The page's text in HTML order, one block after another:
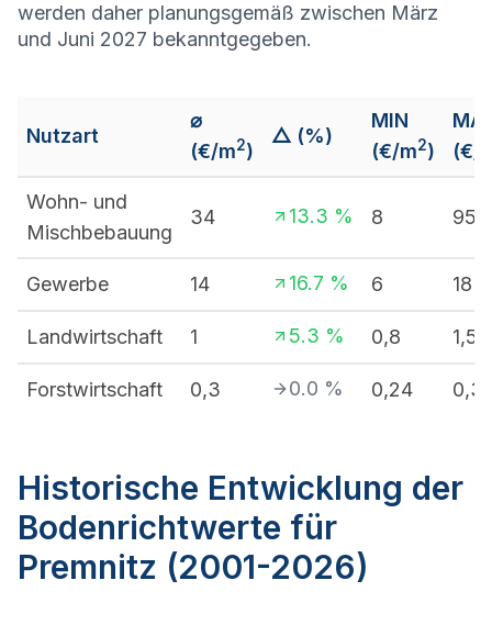
werden daher planungsgemäß zwischen März
und Juni 2027 bekanntgegeben.
Nutzart
⌀
(€/m2)
△ (%)
MIN
(€/m2)
(€/
Wohn- und
Mischbebauung
34 13.3 % 8 95
Gewerbe 14 16.7 % 6 18
Landwirtschaft 1 5.3 % 0,8 1,5
Forstwirtschaft 0,3 0.0 % 0,24 0,3
Historische Entwicklung der
Bodenrichtwerte für
Premnitz (2001-2026)